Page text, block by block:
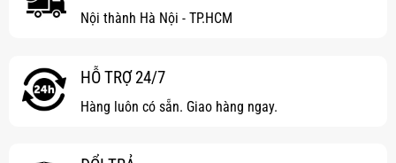
Nội thành Hà Nội - TP.HCM
HỖ TRỢ 24/7
Hàng luôn có sẵn. Giao hàng ngay.